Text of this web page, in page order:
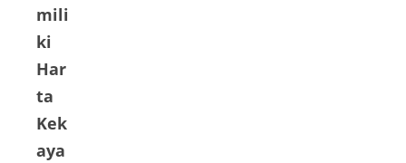
mili
ki
Har
ta
Kek
aya